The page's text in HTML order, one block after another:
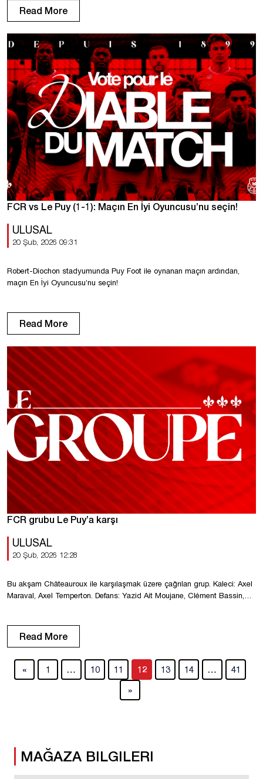
Hemen ardından Le Puy, Nsingi’nin kafa vuruşuyla skoru açtı (0-1, 6′).
Bir kez daha […]
Read More
FCR vs Le Puy (1-1): Maçın En İyi Oyuncusu’nu seçin!
ULUSAL
20 Şub, 2026 09:31
Robert-Diochon stadyumunda Puy Foot ile oynanan maçın ardından,
maçın En İyi Oyuncusu’nu seçin!
Read More
FCR grubu Le Puy’a karşı
ULUSAL
20 Şub, 2026 12:28
Bu akşam Châteauroux ile karşılaşmak üzere çağrılan grup. Kaleci: Axel
Maraval, Axel Temperton. Defans: Yazid Ait Moujane, Clément Bassin,
Bezzekhami, El Hadji Guiry Egny, Enzo Genton, Samuel Renel, Kenny
Rocha. Forvetler: Amadou Ba-Sy, Sérigne Faye, Valentin Fuss, Idrissa
Read More
« 1 … 10 11 12 13 14 …
41
»
MAĞAZA BILGILERI